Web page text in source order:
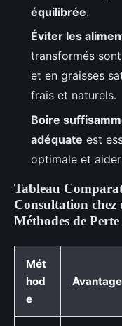
équilibrée.
Éviter les
transformés
et en graisses
frais et naturels.
Boire
adéquate est
optimale et
Tableau
Consultation chez
Méthodes de
Mét
hod
e